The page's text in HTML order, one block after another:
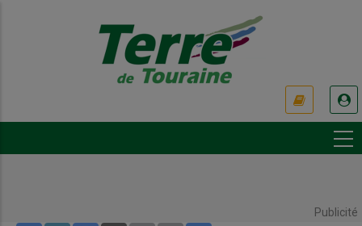
Publicité